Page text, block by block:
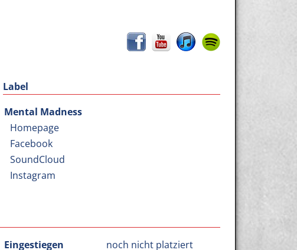
Label
Mental Madness
Homepage
Facebook
SoundCloud
Instagram
Eingestiegen noch nicht platziert